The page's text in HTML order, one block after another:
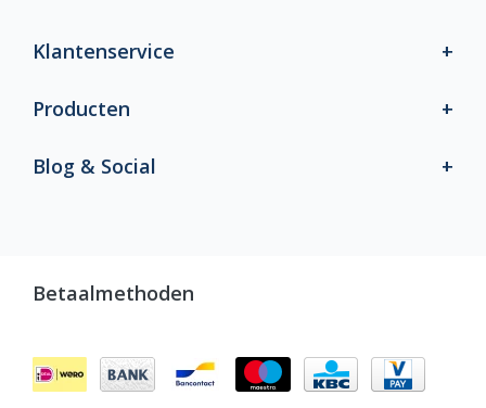
Klantenservice
Producten
Blog & Social
Betaalmethoden